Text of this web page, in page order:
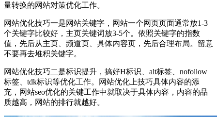
量转换的网站对策优化工作。
网站优化技巧一是网站关键字，网站一个网页页面通常放1-3
个关键字比较好，主页关键词放3-5个。依照关键字的指数
值，先后从主页、频道页、具体内容页，先后合理布局。留意
不要再去堆积关键字。
网站优化技巧二是标识提升，搞好H标识、alt标签、nofollow
标签、tdk标识等优化工作。网站优化上技巧具体内容的添
充，网站seo优化的关键工作中就取决于具体内容，内容的品
质越高，网站的排行就越好。